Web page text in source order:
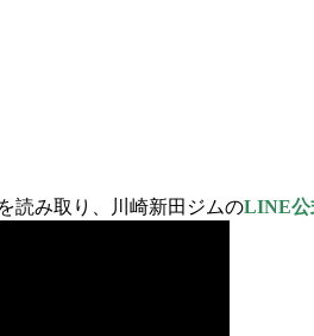
読み取り、川崎新田ジムのLINE公